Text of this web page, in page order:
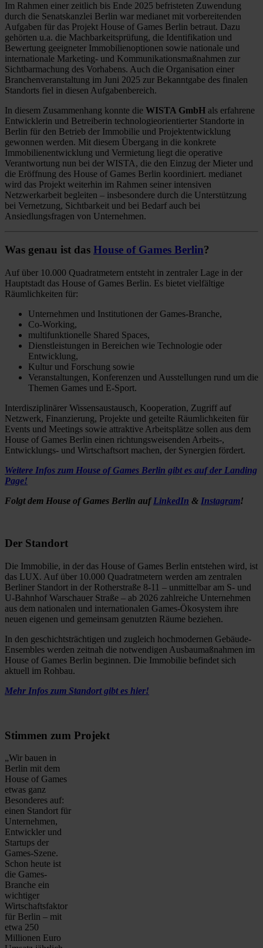
Im Rahmen einer zeitlich bis Ende 2025 befristeten Zuwendung
durch die Senatskanzlei Berlin war medianet mit vorbereitenden
Aufgaben für das Projekt House of Games Berlin betraut. Dazu
gehörten u.a. die Machbarkeitsprüfung, die Identifikation und
Bewertung geeigneter Immobilienoptionen sowie nationale und
internationale Marketing- und Kommunikationsmaßnahmen zur
Sichtbarmachung des Vorhabens. Auch die Organisation einer
Branchenveranstaltung im Juni 2025 zur Bekanntgabe des finalen
Standorts fiel in diesen Aufgabenbereich.
In diesem Zusammenhang konnte die WISTA GmbH als erfahrene
Entwicklerin und Betreiberin technologieorientierter Standorte in
Berlin für den Betrieb der Immobilie und Projektentwicklung
gewonnen werden. Mit diesem Übergang in die konkrete
Immobilienentwicklung und Vermietung liegt die operative
Verantwortung nun bei der WISTA, die den Einzug der Mieter und
die Eröffnung des House of Games Berlin koordiniert. medianet
wird das Projekt weiterhin im Rahmen seiner intensiven
Netzwerkarbeit begleiten – insbesondere durch die Unterstützung
bei Vernetzung, Sichtbarkeit und bei Bedarf auch bei
Ansiedlungsfragen von Unternehmen.
Was genau ist das House of Games Berlin?
Auf über 10.000 Quadratmetern entsteht in zentraler Lage in der
Hauptstadt das House of Games Berlin. Es bietet vielfältige
Räumlichkeiten für:
Unternehmen und Institutionen der Games-Branche,
Co-Working,
multifunktionelle Shared Spaces,
Dienstleistungen in Bereichen wie Technologie oder
Entwicklung,
Kultur und Forschung sowie
Veranstaltungen, Konferenzen und Ausstellungen rund um die
Themen Games und E-Sport.
Interdisziplinärer Wissensaustausch, Kooperation, Zugriff auf
Netzwerk, Finanzierung, Projekte und geteilte Räumlichkeiten für
Events und Meetings sowie attraktive Arbeitsplätze sollen aus dem
House of Games Berlin einen richtungsweisenden Arbeits-,
Entwicklungs- und Wirtschaftsort machen, der Synergien fördert.
Weitere Infos zum House of Games Berlin gibt es auf der Landing
Page!
Folgt dem House of Games Berlin aufLinkedIn & Instagram!
Der Standort
Die Immobilie, in der das House of Games Berlin entstehen wird, ist
das LUX. Auf über 10.000 Quadratmetern werden am zentralen
Berliner Standort in der Rotherstraße 8-11 – unmittelbar am S- und
U-Bahnhof Warschauer Straße – ab 2026 zahlreiche Unternehmen
aus dem nationalen und internationalen Games-Ökosystem ihre
neuen eigenen und gemeinsam genutzten Räume beziehen.
In den geschichtsträchtigen und zugleich hochmodernen Gebäude-
Ensembles werden zeitnah die notwendigen Ausbaumaßnahmen im
House of Games Berlin beginnen. Die Immobilie befindet sich
aktuell im Rohbau.
Mehr Infos zum Standort gibt es hier!
Stimmen zum Projekt
„Wir bauen in
Berlin mit dem
House of Games
etwas ganz
Besonderes auf:
einen Standort für
Unternehmen,
Entwickler und
Startups der
Games-Szene.
Schon heute ist
die Games-
Branche ein
wichtiger
Wirtschaftsfaktor
für Berlin – mit
etwa 250
Millionen Euro